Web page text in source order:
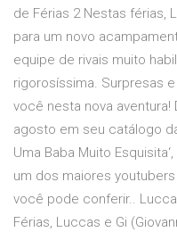
de Férias 2 Nestas férias,
para um novo
equipe de rivais muito
rigorosíssima. Surpresas
você nesta nova
agosto em seu catálogo
Uma Baba Muito
um dos maiores
você pode conferir..
Férias, Luccas e Gi